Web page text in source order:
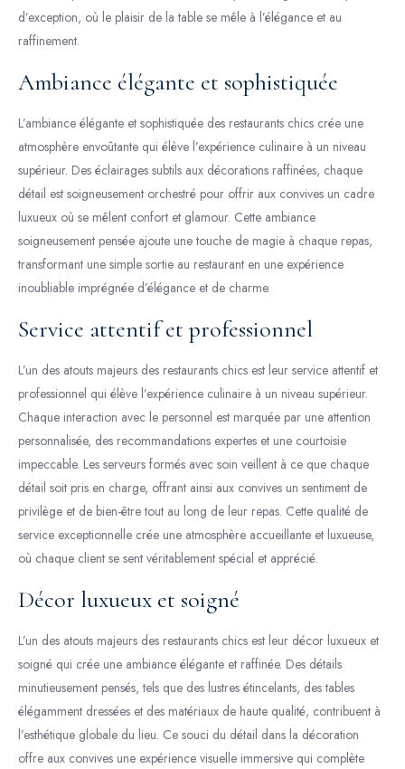
d’exception, où le plaisir de la table se mêle à l’élégance et au
raffinement.
Ambiance élégante et sophistiquée
L’ambiance élégante et sophistiquée des restaurants chics crée une
atmosphère envoûtante qui élève l’expérience culinaire à un niveau
supérieur. Des éclairages subtils aux décorations raffinées, chaque
détail est soigneusement orchestré pour offrir aux convives un cadre
luxueux où se mêlent confort et glamour. Cette ambiance
soigneusement pensée ajoute une touche de magie à chaque repas,
transformant une simple sortie au restaurant en une expérience
inoubliable imprégnée d’élégance et de charme.
Service attentif et professionnel
L’un des atouts majeurs des restaurants chics est leur service attentif et
professionnel qui élève l’expérience culinaire à un niveau supérieur.
Chaque interaction avec le personnel est marquée par une attention
personnalisée, des recommandations expertes et une courtoisie
impeccable. Les serveurs formés avec soin veillent à ce que chaque
détail soit pris en charge, offrant ainsi aux convives un sentiment de
privilège et de bien-être tout au long de leur repas. Cette qualité de
service exceptionnelle crée une atmosphère accueillante et luxueuse,
où chaque client se sent véritablement spécial et apprécié.
Décor luxueux et soigné
L’un des atouts majeurs des restaurants chics est leur décor luxueux et
soigné qui crée une ambiance élégante et raffinée. Des détails
minutieusement pensés, tels que des lustres étincelants, des tables
élégamment dressées et des matériaux de haute qualité, contribuent à
l’esthétique globale du lieu. Ce souci du détail dans la décoration
offre aux convives une expérience visuelle immersive qui complète